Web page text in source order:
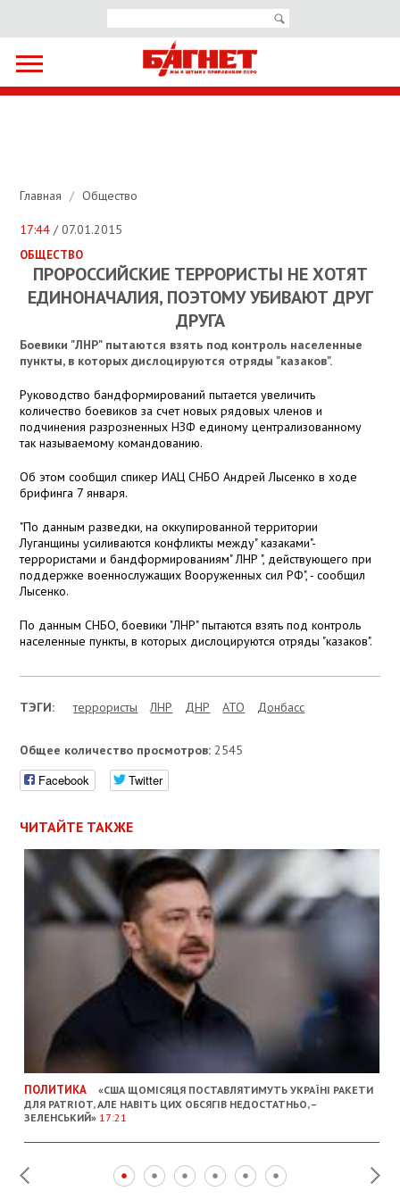
Главная / Общество
17:44 / 07.01.2015
ОБЩЕСТВО
ПРОРОССИЙСКИЕ ТЕРРОРИСТЫ НЕ ХОТЯТ
ЕДИНОНАЧАЛИЯ, ПОЭТОМУ УБИВАЮТ ДРУГ
ДРУГА
Боевики "ЛНР" пытаются взять под контроль населенные
пункты, в которых дислоцируются отряды "казаков".
Руководство бандформирований пытается увеличить
количество боевиков за счет новых рядовых членов и
подчинения разрозненных НЗФ единому централизованному
так называемому командованию.
Об этом сообщил спикер ИАЦ СНБО Андрей Лысенко в ходе
брифинга 7 января.
"По данным разведки, на оккупированной территории
Луганщины усиливаются конфликты между" казаками"-
террористами и бандформированиям" ЛНР ", действующего при
поддержке военнослужащих Вооруженных сил РФ", - сообщил
Лысенко.
По данным СНБО, боевики "ЛНР" пытаются взять под контроль
населенные пункты, в которых дислоцируются отряды "казаков".
ТЭГИ: террористы ЛНР ДНР АТО Донбасс
Общее количество просмотров: 2545
Facebook Twitter
ЧИТАЙТЕ ТАКЖЕ
ПОЛИТИКА
«США ЩОМІСЯЦЯ ПОСТАВЛЯТИМУТЬ УКРАЇНІ РАКЕТИ
ДЛЯ PATRIOT, АЛЕ НАВІТЬ ЦИХ ОБСЯГІВ НЕДОСТАТНЬО, –
ЗЕЛЕНСЬКИЙ» 17:21